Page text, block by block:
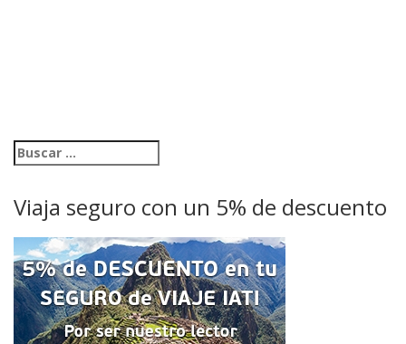
Viaja seguro con un 5% de descuento